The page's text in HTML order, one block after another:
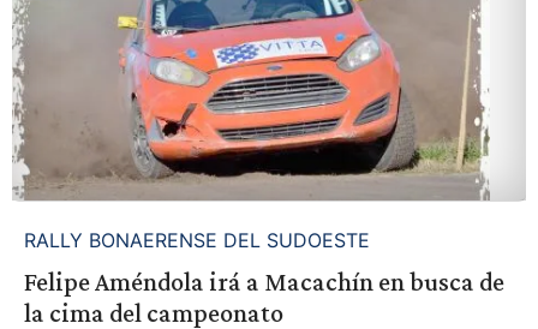
RALLY BONAERENSE DEL SUDOESTE
Felipe Améndola irá a Macachín en busca de
la cima del campeonato